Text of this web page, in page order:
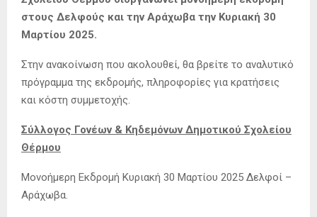
στους Δελφούς και την Αράχωβα την Κυριακή 30
Μαρτίου 2025.
Στην ανακοίνωση που ακολουθεί, θα βρείτε το αναλυτικό
πρόγραμμα της εκδρομής, πληροφορίες για κρατήσεις
και κόστη συμμετοχής.
Σύλλογος Γονέων & Κηδεμόνων Δημοτικού Σχολείου
Θέρμου
Μονοήμερη Εκδρομή Κυριακή 30 Μαρτίου 2025 Δελφοί –
Αράχωβα.